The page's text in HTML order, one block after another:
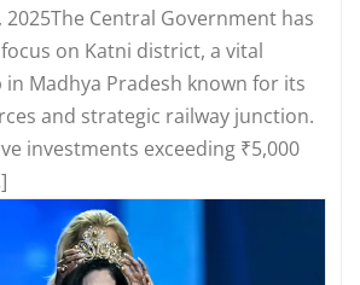
2025The Central Government has
on Katni district, a vital
Madhya Pradesh known for its
and strategic railway junction.
investments exceeding ₹5,000